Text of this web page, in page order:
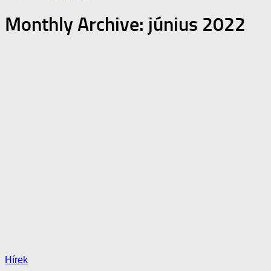
Monthly Archive: június 2022
Hírek